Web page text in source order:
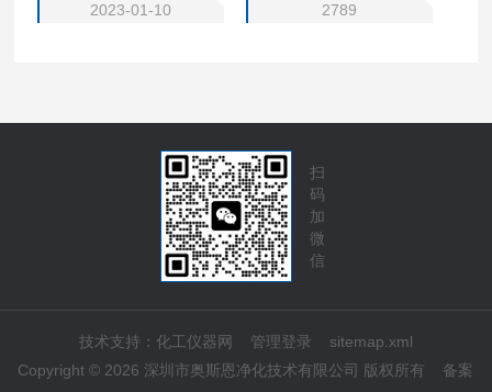
2023-01-10
2789
扫
码
加
微
信
技术支持： 化工仪器网 管理登录
sitemap.xml
Copyright © 2026 深圳市奥斯恩净化技术有限公司 版权所有 备案